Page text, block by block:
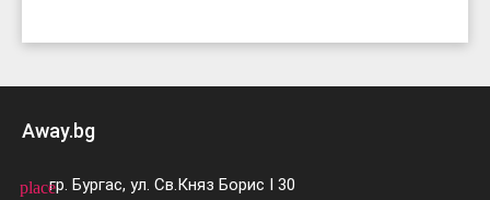
Away.bg
placeгр. Бургас, ул. Св.Княз Борис I 30